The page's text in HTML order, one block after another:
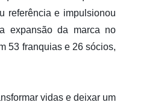
referência e impulsionou
expansão da marca no
53 franquias e 26 sócios,
vidas e deixar um